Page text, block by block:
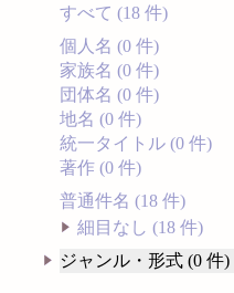
すべて (18 件)
個人名 (0 件)
家族名 (0 件)
団体名 (0 件)
地名 (0 件)
統一タイトル (0 件)
著作 (0 件)
普通件名 (18 件)
細目なし (18 件)
ジャンル・形式 (0 件)